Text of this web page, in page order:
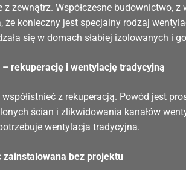
zewnątrz. Współczesne budownictwo,
konieczny jest specjalny rodzaj
się w domach słabiej izolowanych i
rekuperację i wentylację tradycyjną
z rekuperacją. Powód jest
ścian i zlikwidowania kanałów
wentylacja tradycyjna.
bez projektu